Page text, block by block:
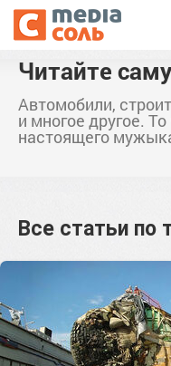
Читайте
Автомобили,
и многое другое.
настоящего
Все статьи по